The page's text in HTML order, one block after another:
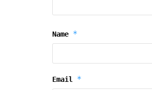
Name *
Email *